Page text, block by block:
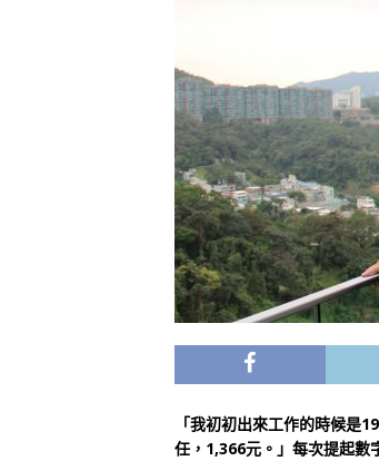
「我初初出來工作的時候是
任，1,366元。」每次提起數